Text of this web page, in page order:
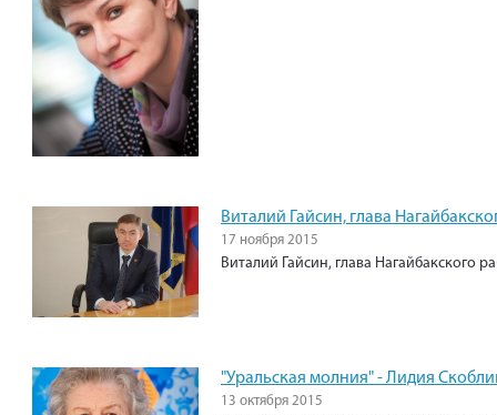
Виталий Гайсин, глава
17 ноября 2015
Виталий Гайсин, глава Нагайбакского
"Уральская молния" - Лидия
13 октября 2015